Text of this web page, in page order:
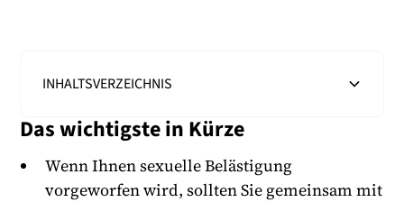
INHALTSVERZEICHNIS
Heading 2
Das wichtigste in Kürze
Wenn Ihnen sexuelle Belästigung
vorgeworfen wird, sollten Sie gemeinsam mit